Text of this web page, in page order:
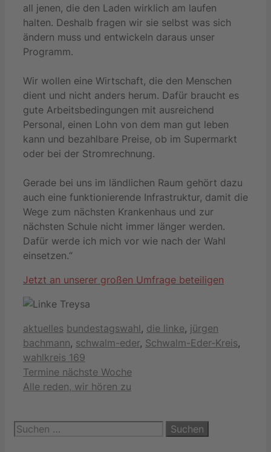
all jenen, die den Laden wirklich am laufen
halten. Deshalb fragen wir sie selbst was sich
ändern muss und entwickeln daraus unser
Programm.
Wir wollen eine Wirtschaft, die den Menschen
dient und nicht anders herum. Dafür braucht es
gute Arbeitsbedingungen mit ausreichend
Personal, einen Lohn von dem man gut leben
kann und bezahlbare Preise, ob im Supermarkt
oder bei der Stromrechnung.
Gerade bei uns im ländlichen Raum gehört dazu
auch eine funktionierende Infrastruktur, damit die
Wege zum nächsten Krankenhaus und zur
nächsten Schule nicht immer länger werden.
Dafür werde ich mich vor wie nach der Wahl
einsetzen.“
Jetzt an unserer großen Umfrage beteiligen
Kategorien
aktuelles Schlagwörter
bundestagswahl, die linke, jürgen
bachmann, schwalm-eder, Schwalm-Eder-Kreis,
wahlkreis 169
Termine nächste Woche
Alle reden, wir hören zu
Suchen
nach: